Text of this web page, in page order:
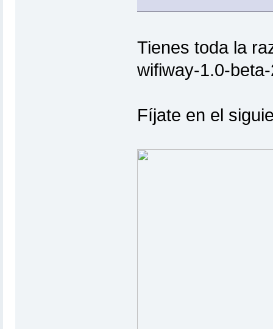
Tienes toda la
wifiway-1.0-
Fíjate en el